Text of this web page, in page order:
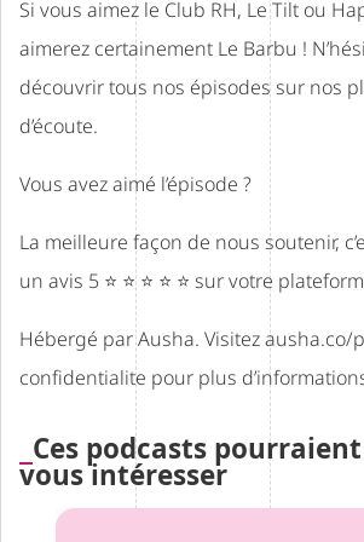
Si vous aimez le Club RH, Le Tilt ou
aimerez certainement Le Barbu !
découvrir tous nos épisodes sur nos
d’écoute.
Vous avez aimé l’épisode ?
La meilleure façon de nous soutenir,
un avis 5 ⭐ ⭐ ⭐ ⭐ ⭐ sur votre
Hébergé par Ausha. Visitezausha.co/
confidentialite pour plus
Ces podcasts
vous intéresser